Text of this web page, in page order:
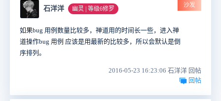
石洋洋 幽灵 | 等级6修罗
沙发
如果bug 用例数量比较多，禅道用的时间长一些，进入禅
道操作bug 用例 应该是用最新的比较多，所以会默认是倒
序排列。
2016-05-23 16:23:06 石洋洋 回帖
回帖